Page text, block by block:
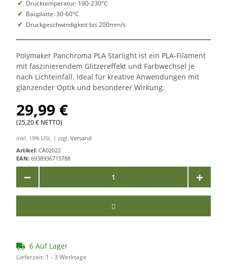
Drucktemperatur: 190-230°C
Bauplatte: 30-60°C
Druckgeschwindigkeit bis 200mm/s
Polymaker Panchroma PLA Starlight ist ein PLA-Filament
mit faszinierendem Glitzereffekt und Farbwechsel je
nach Lichteinfall. Ideal für kreative Anwendungen mit
glänzender Optik und besonderer Wirkung.
29,99 €
(25,20 € NETTO)
inkl. 19% USt. | zzgl. Versand
Artikel: CA02022
EAN: 6938936715788
6 Auf Lager
Lieferzeit: 1 - 3 Werktage